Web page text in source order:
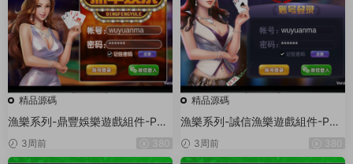
精品源碼
漁樂系列-鼎豐娛樂遊戲組件-PC
+安卓+蘋果3端
3周前 380
精品源碼
漁樂系列-誠信漁樂遊戲組件-PC
+安卓+蘋果3端
3周前 380